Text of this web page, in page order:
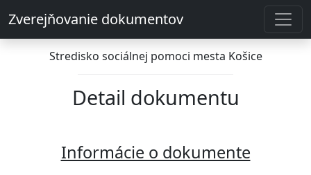
Zverejňovanie dokumentov
Stredisko sociálnej pomoci mesta Košice
Detail dokumentu
Informácie o dokumente